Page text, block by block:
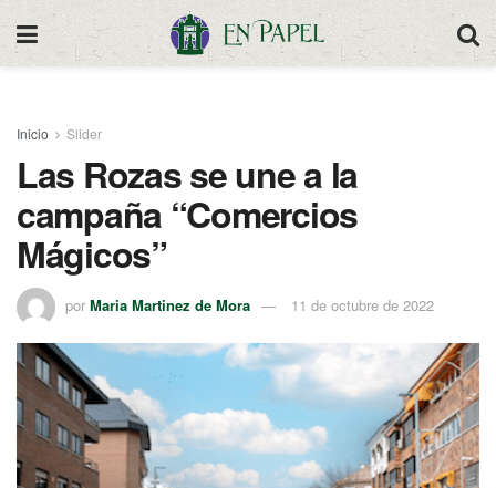
Inicio Slider
Las Rozas se une a la
campaña “Comercios
Mágicos”
por Maria Martinez de Mora 11 de octubre de 2022